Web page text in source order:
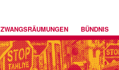
ZWANGSRÄUMUNGEN BÜNDNIS